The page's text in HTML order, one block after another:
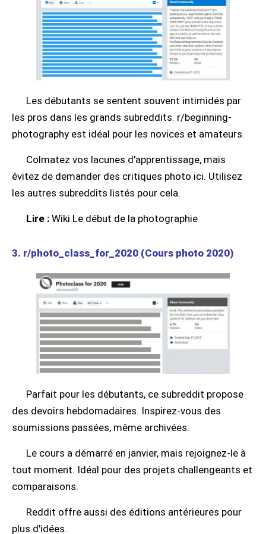
Les débutants se sentent souvent intimidés par
les pros dans les grands subreddits. r/beginning-
photography est idéal pour les novices et amateurs.
Colmatez vos lacunes d'apprentissage, mais
évitez de demander des critiques photo ici. Utilisez
les autres subreddits listés pour cela.
Lire : Wiki Le début de la photographie
3. r/photo_class_for_2020 (Cours photo 2020)
Parfait pour les débutants, ce subreddit propose
des devoirs hebdomadaires. Inspirez-vous des
soumissions passées, même archivées.
Le cours a démarré en janvier, mais rejoignez-le à
tout moment. Idéal pour des projets challengeants et
comparaisons.
Reddit offre aussi des éditions antérieures pour
plus d'idées.